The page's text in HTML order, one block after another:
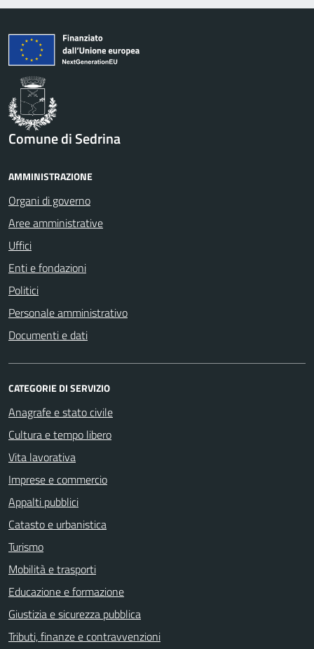
Comune di Sedrina
AMMINISTRAZIONE
Organi di governo
Aree amministrative
Uffici
Enti e fondazioni
Politici
Personale amministrativo
Documenti e dati
CATEGORIE DI SERVIZIO
Anagrafe e stato civile
Cultura e tempo libero
Vita lavorativa
Imprese e commercio
Appalti pubblici
Catasto e urbanistica
Turismo
Mobilità e trasporti
Educazione e formazione
Giustizia e sicurezza pubblica
Tributi, finanze e contravvenzioni